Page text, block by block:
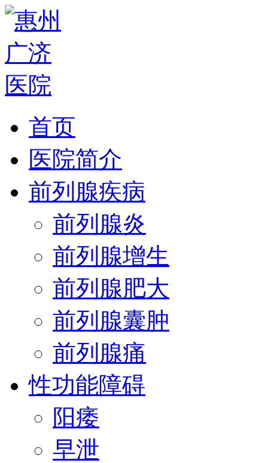
首页
医院简介
前列腺疾病
前列腺炎
前列腺增生
前列腺肥大
前列腺囊肿
前列腺痛
性功能障碍
阳痿
早泄